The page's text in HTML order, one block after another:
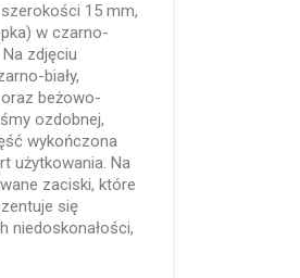
15 mm,
w czarno-
zdjęciu
biały,
beżowo-
ozdobnej,
wykończona
użytkowania. Na
zaciski, które
się
niedoskonałości,